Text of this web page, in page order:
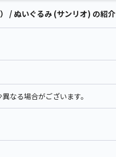
/ ぬいぐるみ (サンリオ) の紹介
る場合がございます。